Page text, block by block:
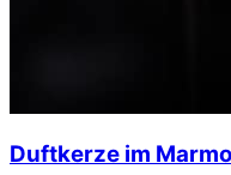
Duftkerze im